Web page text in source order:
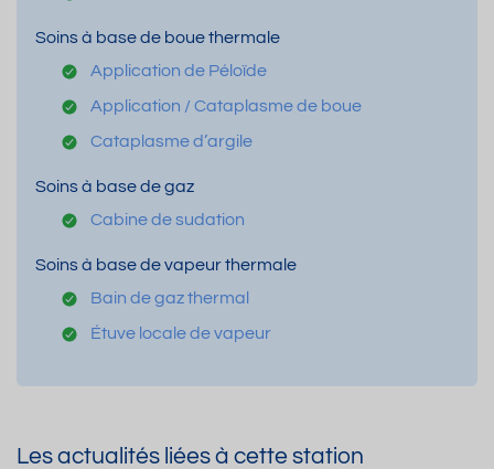
Soins à base de boue thermale
Application de Péloïde
Application / Cataplasme de boue
Cataplasme d’argile
Soins à base de gaz
Cabine de sudation
Soins à base de vapeur thermale
Bain de gaz thermal
Étuve locale de vapeur
Les actualités liées à cette station